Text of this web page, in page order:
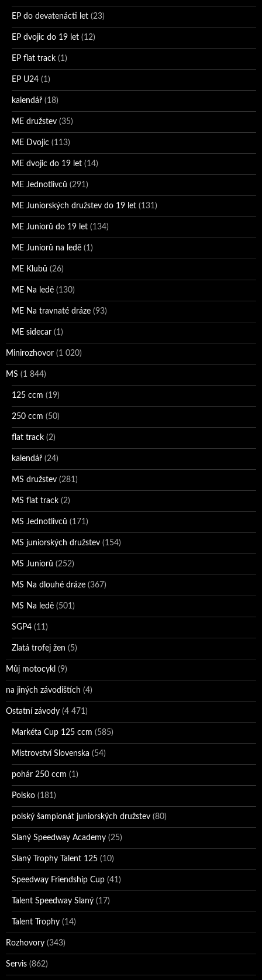
EP do devatenácti let (23)
EP dvojic do 19 let (12)
EP flat track (1)
EP U24 (1)
kalendář (18)
ME družstev (35)
ME Dvojic (113)
ME dvojic do 19 let (14)
ME Jednotlivců (291)
ME Juniorských družstev do 19 let (131)
ME Juniorů do 19 let (134)
ME Juniorů na ledě (1)
ME Klubů (26)
ME Na ledě (130)
ME Na travnaté dráze (93)
ME sidecar (1)
Minirozhovor (1 020)
MS (1 844)
125 ccm (19)
250 ccm (50)
flat track (2)
kalendář (24)
MS družstev (281)
MS flat track (2)
MS Jednotlivců (171)
MS juniorských družstev (154)
MS Juniorů (252)
MS Na dlouhé dráze (367)
MS Na ledě (501)
SGP4 (11)
Zlatá trofej žen (5)
Můj motocykl (9)
na jiných závodištích (4)
Ostatní závody (4 471)
Markéta Cup 125 ccm (585)
Mistrovství Slovenska (54)
pohár 250 ccm (1)
Polsko (181)
polský šampionát juniorských družstev (80)
Slaný Speedway Academy (25)
Slaný Trophy Talent 125 (10)
Speedway Friendship Cup (41)
Talent Speedway Slaný (17)
Talent Trophy (14)
Rozhovory (343)
Servis (862)